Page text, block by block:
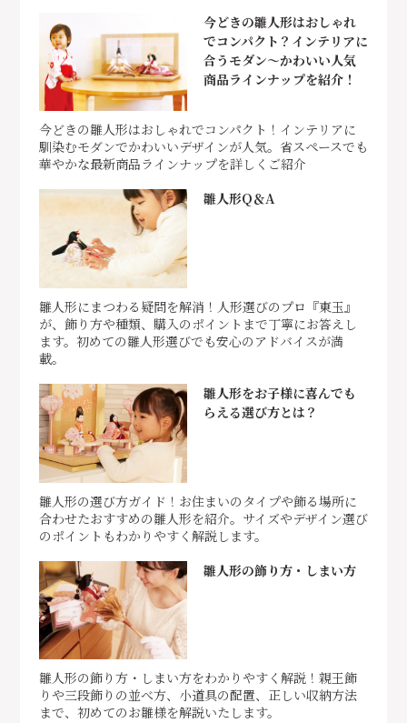
今どきの雛人形はおしゃれ
でコンパクト？インテリアに
合うモダン～かわいい人気
商品ラインナップを紹介！
今どきの雛人形はおしゃれでコンパクト！インテリアに
馴染むモダンでかわいいデザインが人気。省スペースでも
華やかな最新商品ラインナップを詳しくご紹介
雛人形Q＆A
雛人形にまつわる疑問を解消！人形選びのプロ『東玉』
が、飾り方や種類、購入のポイントまで丁寧にお答えし
ます。初めての雛人形選びでも安心のアドバイスが満
載。
雛人形をお子様に喜んでも
らえる選び方とは？
雛人形の選び方ガイド！お住まいのタイプや飾る場所に
合わせたおすすめの雛人形を紹介。サイズやデザイン選び
のポイントもわかりやすく解説します。
雛人形の飾り方・しまい方
雛人形の飾り方・しまい方をわかりやすく解説！親王飾
りや三段飾りの並べ方、小道具の配置、正しい収納方法
まで、初めてのお雛様を解説いたします。